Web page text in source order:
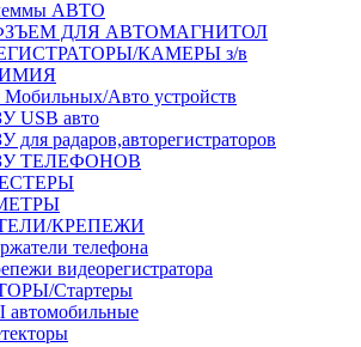
АВТО
ДЛЯ АВТОМАГНИТОЛ
КАМЕРЫ з/в
Авто устройств
USB авто
для радаров,авторегистраторов
ТЕЛЕФОНОВ
КРЕПЕЖИ
телефона
видеорегистратора
Стартеры